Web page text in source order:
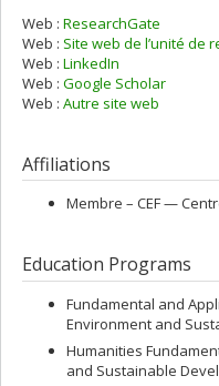
Web : ResearchGate
Web : Site web de l’unité de
Web : LinkedIn
Web : Google Scholar
Web : Autre site web
Affiliations
Membre – CEF —
Education Programs
Fundamental and
Environment and
Humanities
and Sustainable